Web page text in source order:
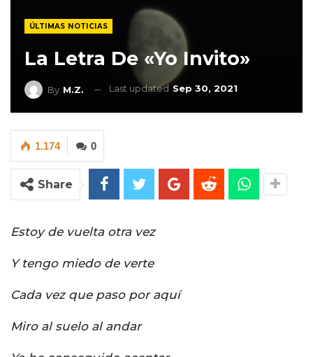
ÚLTIMAS NOTICIAS
La Letra De «Yo Invito»
By M.Z. Last updated Sep 30, 2021
0
1.174
Share
Estoy de vuelta otra vez
Y tengo miedo de verte
Cada vez que paso por aquí
Miro al suelo al andar